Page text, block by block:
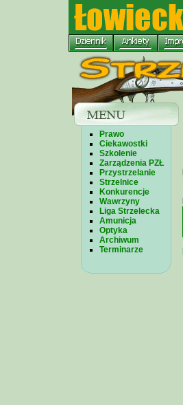
Prawo
Ciekawostki
Szkolenie
Zarządzenia PZŁ
Przystrzelanie
Strzelnice
Konkurencje
Wawrzyny
Liga Strzelecka
Amunicja
Optyka
Archiwum
Terminarze